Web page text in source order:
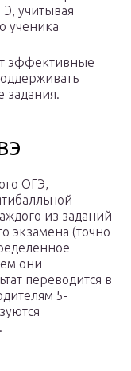
учитывая
ученика
эффективные
задания.
ОГЭ,
из заданий
экзамена (точно
они
переводится в
5-